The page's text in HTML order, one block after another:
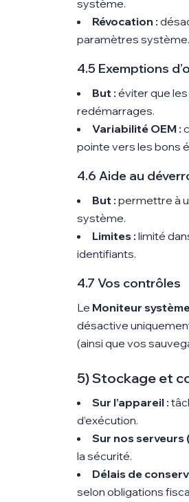
système.
Révocation :
paramètres système.
4.5 Exemptions
But : éviter que
redémarrages.
Variabilité OEM :
pointe vers les bons
4.6 Aide au
But : permettre à
système.
Limites : limité
identifiants.
4.7 Vos contrôles
Le Moniteur
désactive
(ainsi que vos
5) Stockage et
Sur l’appareil :
d’exécution.
Sur nos serveurs
la sécurité.
Délais de
selon obligations